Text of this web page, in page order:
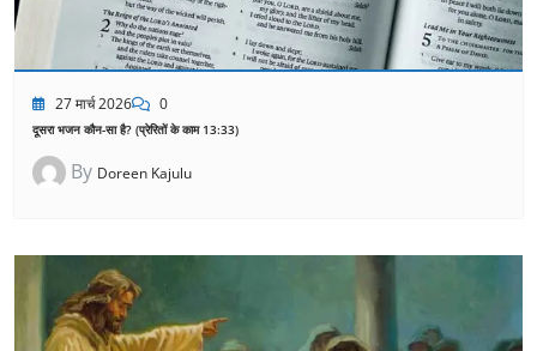
27 मार्च 2026 0
दूसरा भजन कौन-सा है? (प्रेरितों के काम 13:33)
By Doreen Kajulu